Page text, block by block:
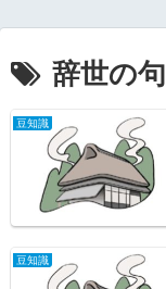
辞世の句
豆知識
豆知識